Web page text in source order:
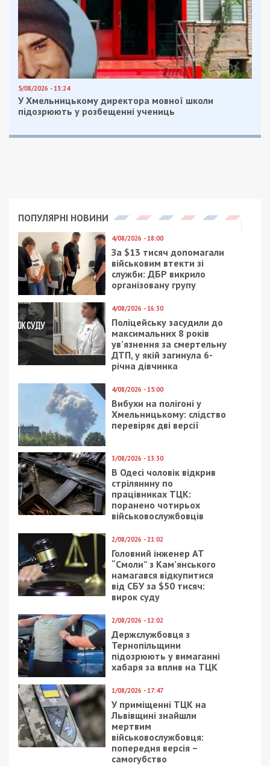
5/08/2026 - 13:24
У Хмельницькому директора мовної школи
підозрюють у розбещенні учениць
ПОПУЛЯРНІ НОВИНИ
4/08/2026 - 18:00
За $13 тисяч допомагали
військовим втекти зі
служби: ДБР викрило
організовану групу
4/08/2026 - 16:30
Поліцейську засудили до
максимальних 8 років
ув’язнення за смертельну
ДТП, у якій загинула 6-
річна дівчинка
4/08/2026 - 15:00
Вибухи на полігоні у
Хмельницькому: слідство
перевіряє дві версії
3/08/2026 - 13:30
В Одесі чоловік відкрив
стрілянину по
працівниках ТЦК:
поранено чотирьох
військовослужбовців
2/08/2026 - 21:02
Головний інженер АТ
“Смоли” з Кам’янського
намагався відкупитися
від СБУ за $50 тисяч:
вирок суду
2/08/2026 - 12:02
Держслужбовця з
Тернопільщини
підозрюють у вимаганні
хабаря за вплив на ТЦК
1/08/2026 - 17:47
У приміщенні ТЦК на
Львівщині знайшли
мертвим
військовослужбовця:
попередня версія –
самогубство